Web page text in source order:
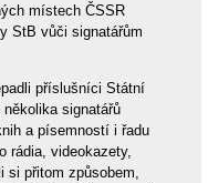
místech ČSSR
StB vůči signatářům
příslušníci Státní
signatářů
a písemností i řadu
rádia, videokazety,
přitom způsobem,